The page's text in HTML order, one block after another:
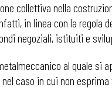
collettiva nella
in linea con la regola
negoziali, istituiti e
al quale si
caso in cui non